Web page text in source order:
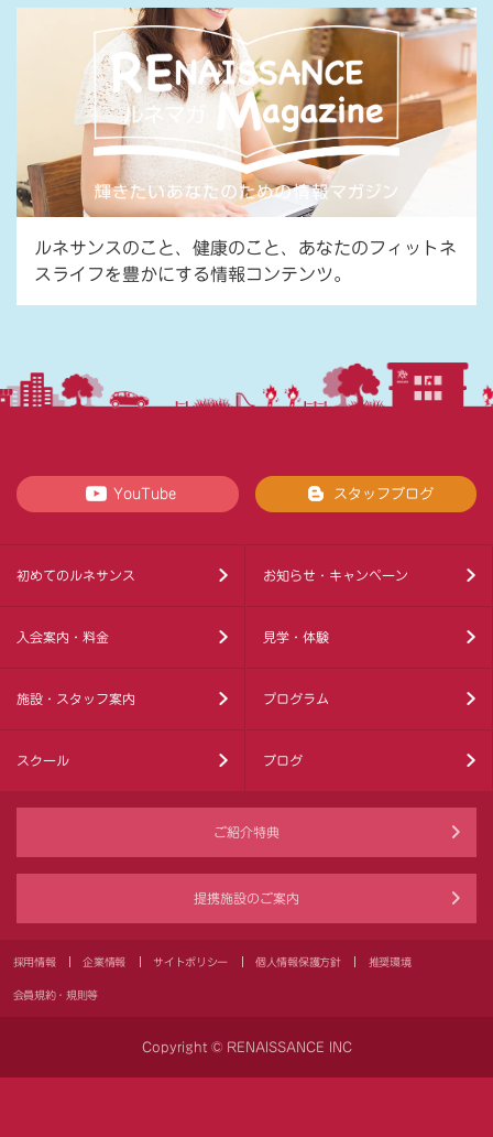
ルネサンスのこと、健康のこと、あなたのフィットネ
スライフを豊かにする情報コンテンツ。
YouTube スタッフブログ
初めてのルネサンス お知らせ・キャンペーン
入会案内・料金 見学・体験
施設・スタッフ案内 プログラム
スクール ブログ
ご紹介特典
提携施設のご案内
採用情報 企業情報 サイトポリシー 個人情報保護方針 推奨環境
会員規約・規則等
Copyright © RENAISSANCE INC